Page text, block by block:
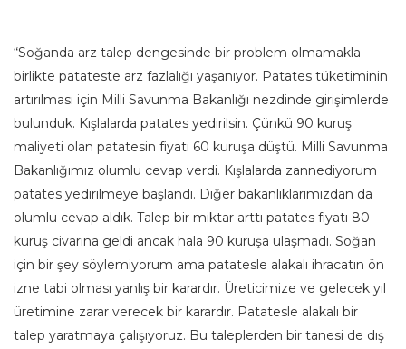
“Soğanda arz talep dengesinde bir problem olmamakla
birlikte patateste arz fazlalığı yaşanıyor. Patates tüketiminin
artırılması için Milli Savunma Bakanlığı nezdinde girişimlerde
bulunduk. Kışlalarda patates yedirilsin. Çünkü 90 kuruş
maliyeti olan patatesin fiyatı 60 kuruşa düştü. Milli Savunma
Bakanlığımız olumlu cevap verdi. Kışlalarda zannediyorum
patates yedirilmeye başlandı. Diğer bakanlıklarımızdan da
olumlu cevap aldık. Talep bir miktar arttı patates fiyatı 80
kuruş civarına geldi ancak hala 90 kuruşa ulaşmadı. Soğan
için bir şey söylemiyorum ama patatesle alakalı ihracatın ön
izne tabi olması yanlış bir karardır. Üreticimize ve gelecek yıl
üretimine zarar verecek bir karardır. Patatesle alakalı bir
talep yaratmaya çalışıyoruz. Bu taleplerden bir tanesi de dış